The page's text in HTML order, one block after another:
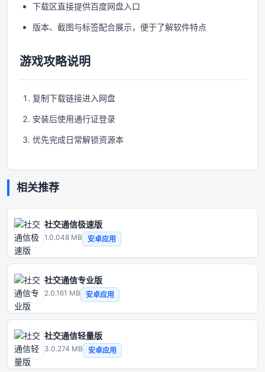
下载区直接提供百度网盘入口
版本、截图与标签配合展示，便于了解软件特点
游戏攻略说明
复制下载链接进入网盘
安装后使用通行证登录
优先完成日常解锁资源本
相关推荐
社交通信极速版
1.0.048 MB 安卓应用
社交通信专业版
2.0.161 MB 安卓应用
社交通信轻量版
3.0.274 MB 安卓应用